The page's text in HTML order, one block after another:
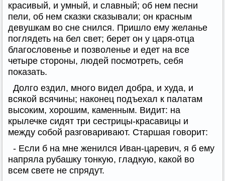
красивый, и умный, и славный; об нем песни
пели, об нем сказки сказывали; он красным
девушкам во сне снился. Пришло ему желанье
поглядеть на бел свет; берет он у царя-отца
благословенье и позволенье и едет на все
четыре стороны, людей посмотреть, себя
показать.
Долго ездил, много видел добра, и худа, и
всякой всячины; наконец подъехал к палатам
высоким, хорошим, каменным. Видит: на
крылечке сидят три сестрицы-красавицы и
между собой разговаривают. Старшая говорит:
- Если б на мне женился Иван-царевич, я б ему
напряла рубашку тонкую, гладкую, какой во
всем свете не спрядут.